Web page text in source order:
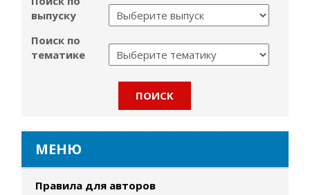
выпуску
Поиск по
тематике
МЕНЮ
Правила для авторов